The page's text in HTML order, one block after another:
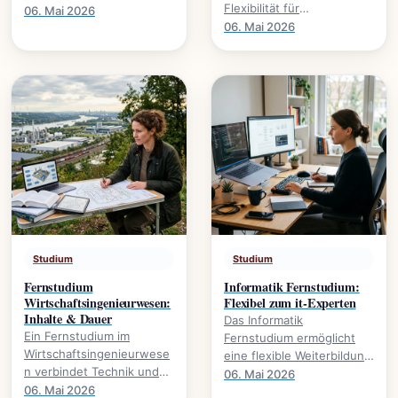
Erwerb akademischer
06. Mai 2026
Flexibilität für
Berufstätige. Dieser
praktische.
06. Mai 2026
Studium
Fernstudium
Wirtschaftsingenieurwesen:
Inhalte & Dauer
Ein Fernstudium im
Wirtschaftsingenieurwese
n verbindet Technik und
Wirtschaft. Alles über
06. Mai 2026
Studium
Informatik Fernstudium:
Flexibel zum it-Experten
Das Informatik
Fernstudium ermöglicht
eine flexible Weiterbildung
zum IT-Experten., welche
06. Mai 2026